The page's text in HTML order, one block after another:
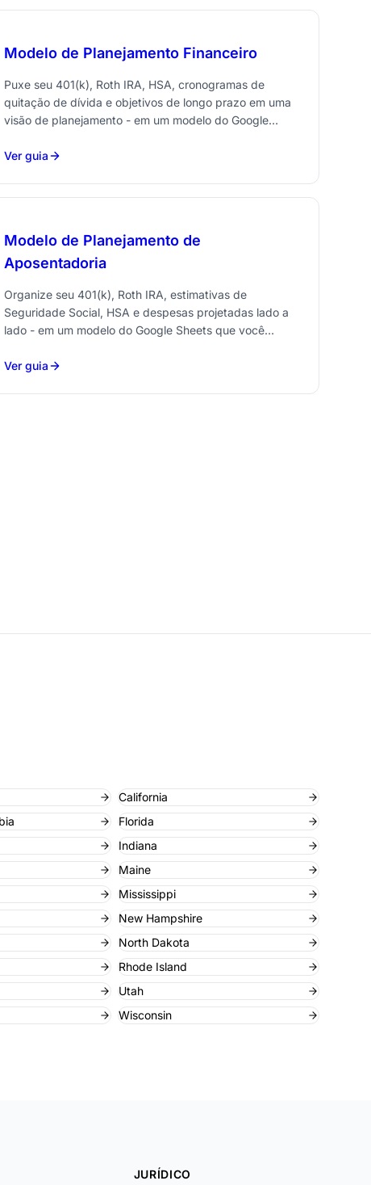
Modelo de Planejamento Financeiro
Puxe seu 401(k), Roth IRA, HSA, cronogramas de
quitação de dívida e objetivos de longo prazo em uma
visão de planejamento - em um modelo do Google
Ver guia
Modelo de Planejamento de
Aposentadoria
Organize seu 401(k), Roth IRA, estimativas de
Seguridade Social, HSA e despesas projetadas lado a
lado - em um modelo do Google Sheets que você
Ver guia
California
Florida
Indiana
Maine
Mississippi
New Hampshire
North Dakota
Rhode Island
Utah
Wisconsin
JURÍDICO